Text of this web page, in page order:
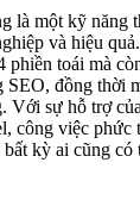
là một kỹ năng
và hiệu
phiền toái mà
SEO, đồng thời
Với sự hỗ trợ
công việc phức
bất kỳ ai cũng